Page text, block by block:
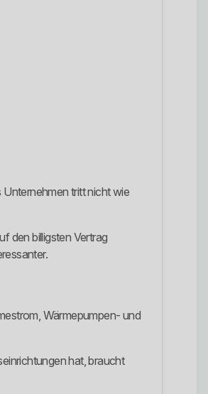
tritt nicht wie
den billigsten Vertrag
Wärmepumpen- und
hat, braucht